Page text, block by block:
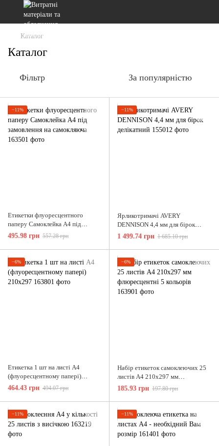
Каталог
Каталог
Фільтр За популярністю
−11%
Етикетки флуоресцентного
паперу Самоклейка А4 під
замовлення на самокляюча
495.98 грн 557.28 грн
−11%
Ярликотримачі AVERY
DENNISON 4,4 мм для бірок
делікатний
1 499.74 грн 1 685.10 грн
−6%
Етикетка 1 шт на листі А4
(флуоресцентному папері)
210х297
464.43 грн 494.07 грн
−6%
Набір етикеток самоклеючих 25
листів А4 210х297 мм
флюресцентні 5 кольорів
185.93 грн 197.80 грн
−11% −11%